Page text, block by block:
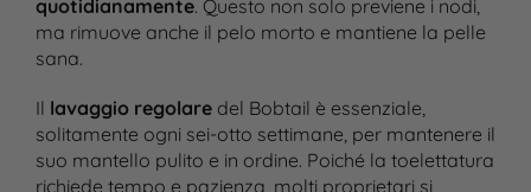
quotidianamente. Questo non solo previene i nodi,
ma rimuove anche il pelo morto e mantiene la pelle
sana​.
Il lavaggio regolaredel Bobtail è essenziale,
solitamente ogni sei-otto settimane, per mantenere il
suo mantello pulito e in ordine. Poiché la toelettatura
richiede tempo e pazienza, molti proprietari si